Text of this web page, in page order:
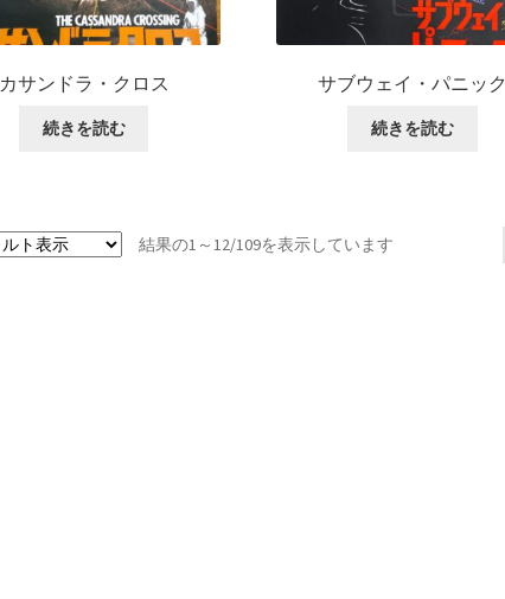
カサンドラ・クロス
続きを読む
サブウェイ・パニック
続きを読む
結果の1～12/109を表示しています